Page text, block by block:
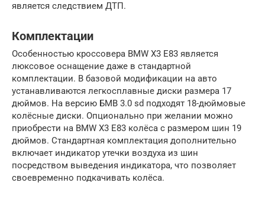
является следствием ДТП.
Комплектации
Особенностью кроссовера BMW X3 E83 является
люксовое оснащение даже в стандартной
комплектации. В базовой модификации на авто
устанавливаются легкосплавные диски размера 17
дюймов. На версию БМВ 3.0 sd подходят 18-дюймовые
колёсные диски. Опционально при желании можно
приобрести на BMW X3 E83 колёса с размером шин 19
дюймов. Стандартная комплектация дополнительно
включает индикатор утечки воздуха из шин
посредством выведения индикатора, что позволяет
своевременно подкачивать колёса.